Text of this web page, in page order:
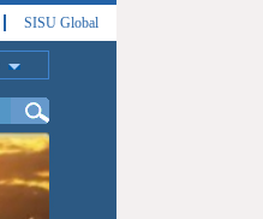
SISU Global